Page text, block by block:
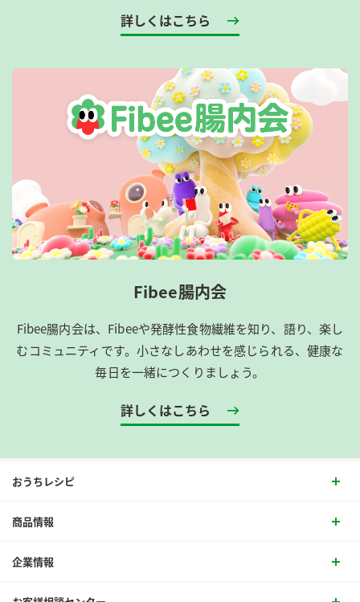
詳しくはこちら
Fibee腸内会
Fibee腸内会は、​Fibeeや発酵性食物繊維を知り、語り、楽し
むコミュニティです。​小さなしあわせを感じられる、健康な
毎日を一緒につくりましょう。
詳しくはこちら
おうちレシピ
商品情報
企業情報